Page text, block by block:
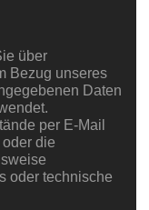
über
Bezug unseres
Daten
per E-Mail
die
oder technische